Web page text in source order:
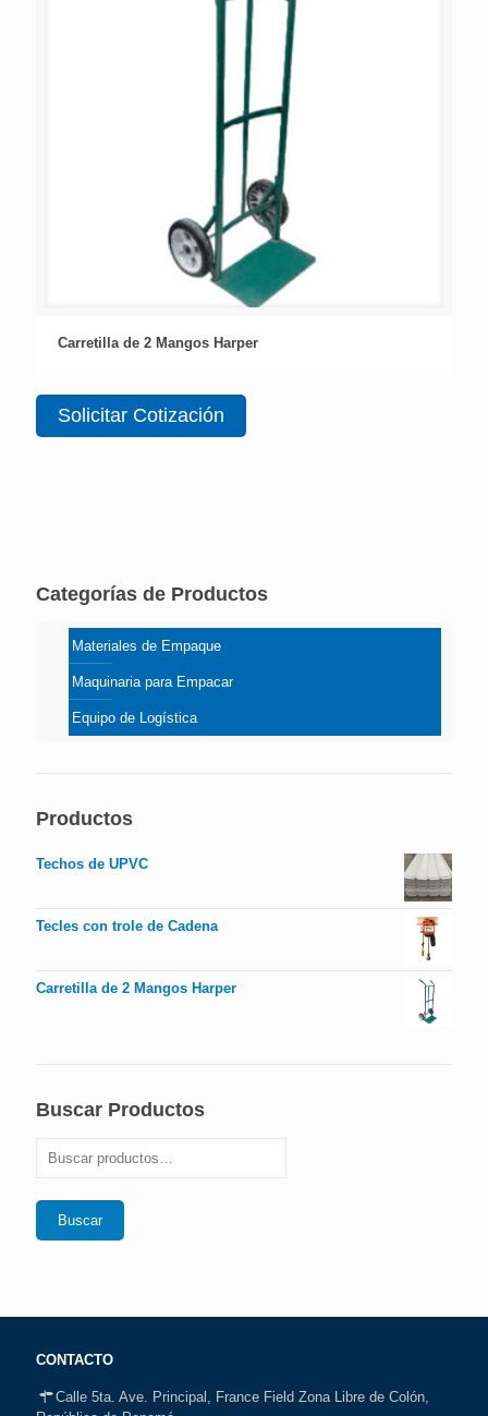
Carretilla de 2 Mangos Harper
Solicitar Cotización
Categorías de Productos
Materiales de Empaque
Maquinaria para Empacar
Equipo de Logística
Productos
Techos de UPVC
Tecles con trole de Cadena
Carretilla de 2 Mangos Harper
Buscar Productos
Buscar
CONTACTO
Calle 5ta. Ave. Principal, France Field Zona Libre de Colón,